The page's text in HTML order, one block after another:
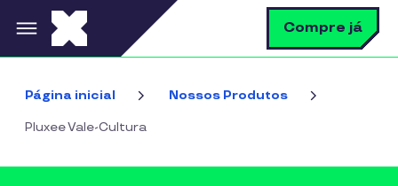
Pular para o conteúdo principal Compre já
Página inicial Nossos Produtos
Pluxee Vale-Cultura